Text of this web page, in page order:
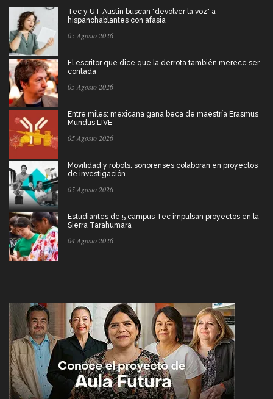
Tec y UT Austin buscan "devolver la voz" a
hispanohablantes con afasia
05 Agosto 2026
El escritor que dice que la derrota también merece ser
contada
05 Agosto 2026
Entre miles: mexicana gana beca de maestría Erasmus
Mundus LIVE
05 Agosto 2026
Movilidad y robots: sonorenses colaboran en proyectos
de investigación
05 Agosto 2026
Estudiantes de 5 campus Tec impulsan proyectos en la
Sierra Tarahumara
04 Agosto 2026